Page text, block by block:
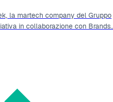
la martech company del Gruppo
in collaborazione con